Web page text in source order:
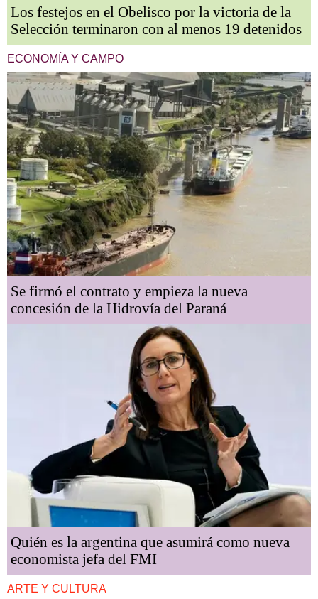
Los festejos en el Obelisco por la victoria de la
Selección terminaron con al menos 19 detenidos
ECONOMÍA Y CAMPO
Se firmó el contrato y empieza la nueva
concesión de la Hidrovía del Paraná
Quién es la argentina que asumirá como nueva
economista jefa del FMI
ARTE Y CULTURA